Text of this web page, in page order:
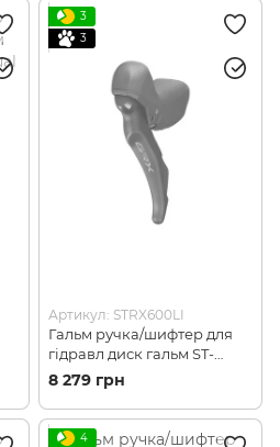
3
3
Артикул: STRX600LI
Гальм ручка/шифтер для
гідравл диск гальм ST-
RX600-L GRX, Dual Control
2-швидк, ліва (STRX600LI)
8 279 грн
4